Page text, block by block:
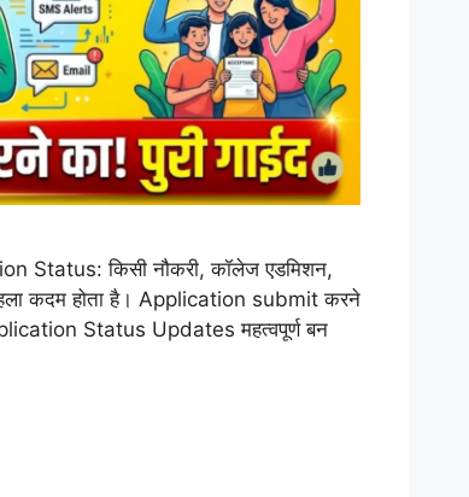
किसी नौकरी, कॉलेज एडमिशन,
कदम होता है। Application submit करने
Status Updates महत्वपूर्ण बन